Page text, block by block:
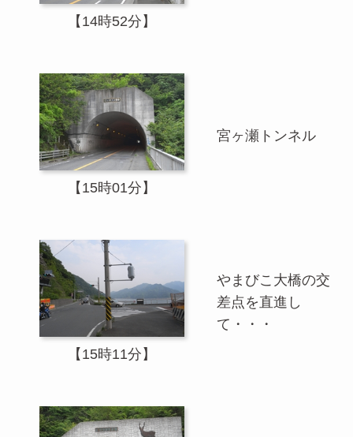
【14時52分】
【15時01分】
宮ヶ瀬トンネル
【15時11分】
やまびこ大橋の交
差点を直進し
て・・・